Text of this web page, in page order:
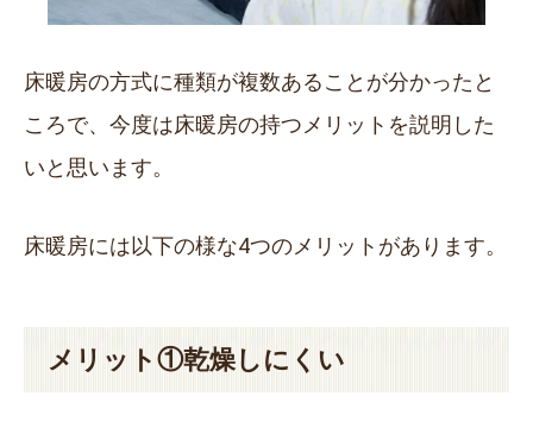
床暖房の方式に種類が複数あることが分かったと
ころで、今度は床暖房の持つメリットを説明した
いと思います。
床暖房には以下の様な4つのメリットがあります。
メリット①乾燥しにくい